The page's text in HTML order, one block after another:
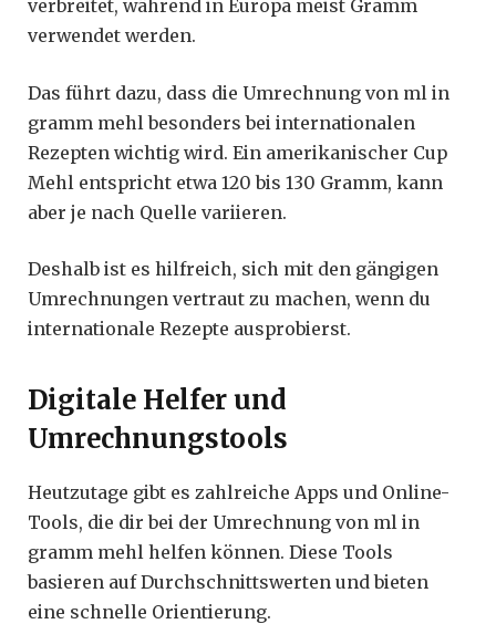
verbreitet, während in Europa meist Gramm
verwendet werden.
Das führt dazu, dass die Umrechnung von ml in
gramm mehl besonders bei internationalen
Rezepten wichtig wird. Ein amerikanischer Cup
Mehl entspricht etwa 120 bis 130 Gramm, kann
aber je nach Quelle variieren.
Deshalb ist es hilfreich, sich mit den gängigen
Umrechnungen vertraut zu machen, wenn du
internationale Rezepte ausprobierst.
Digitale Helfer und
Umrechnungstools
Heutzutage gibt es zahlreiche Apps und Online-
Tools, die dir bei der Umrechnung von ml in
gramm mehl helfen können. Diese Tools
basieren auf Durchschnittswerten und bieten
eine schnelle Orientierung.